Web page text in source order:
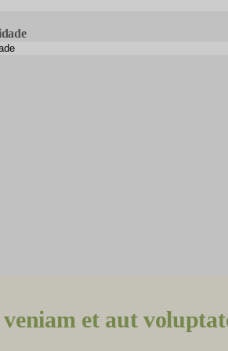
et aut